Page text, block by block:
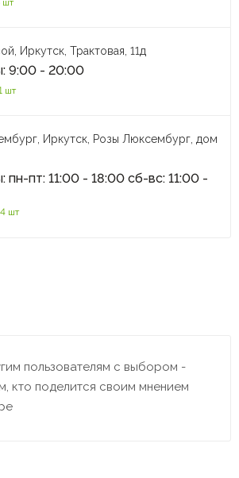
Иркутск, Трактовая, 11д
9:00 - 20:00
шт
Иркутск, Розы Люксембург, дом
пт: 11:00 - 18:00 сб-вс: 11:00 -
шт
пользователям с выбором -
кто поделится своим мнением